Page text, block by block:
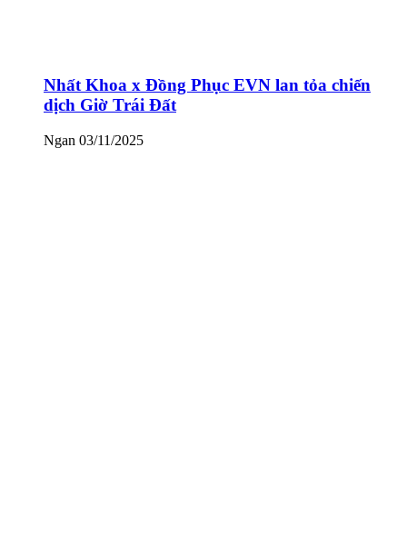
Nhất Khoa x Đồng Phục EVN lan tỏa chiến
dịch Giờ Trái Đất
Ngan 03/11/2025